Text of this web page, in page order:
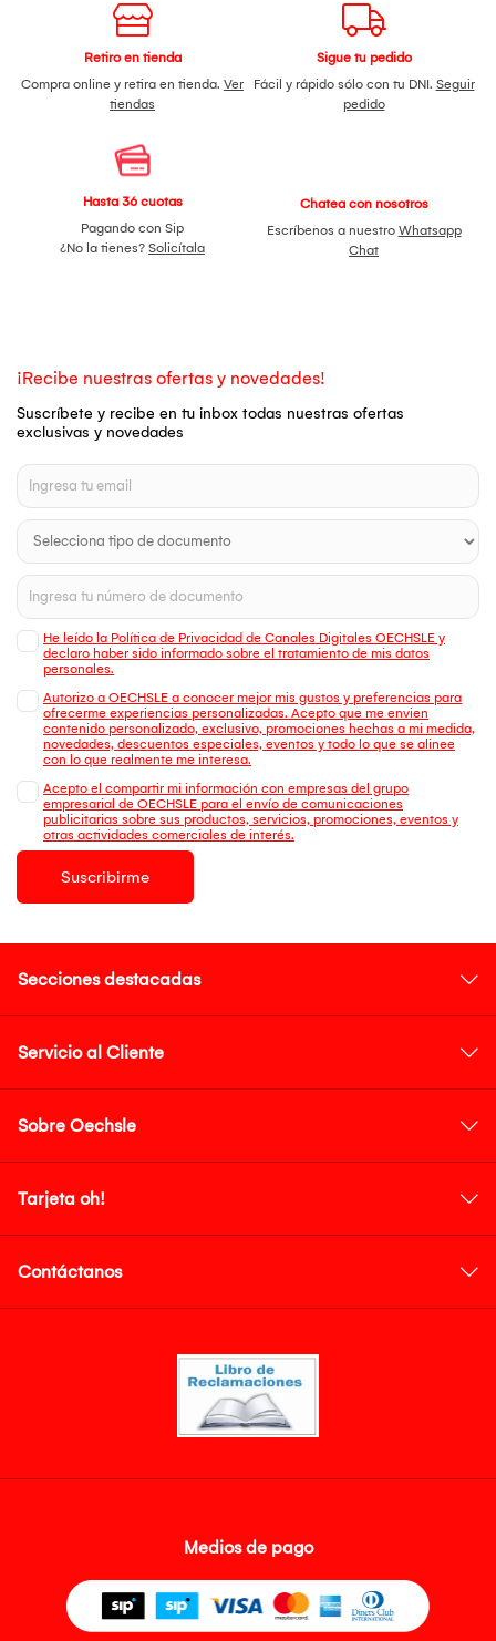
Retiro en tienda
Compra online y retira en tienda. Ver
tiendas
Sigue tu pedido
Fácil y rápido sólo con tu DNI. Seguir
pedido
Hasta 36 cuotas
Pagando con Sip
¿No la tienes? Solicítala
Chatea con nosotros
Escríbenos a nuestro Whatsapp
Chat
¡Recibe nuestras ofertas y novedades!
Suscríbete y recibe en tu inbox todas nuestras ofertas
exclusivas y novedades
He leído la Política de Privacidad de Canales Digitales OECHSLE y
declaro haber sido informado sobre el tratamiento de mis datos
personales.
Autorizo a OECHSLE a conocer mejor mis gustos y preferencias para
ofrecerme experiencias personalizadas. Acepto que me envien
contenido personalizado, exclusivo, promociones hechas a mi medida,
novedades, descuentos especiales, eventos y todo lo que se alinee
con lo que realmente me interesa.
Acepto el compartir mi información con empresas del grupo
empresarial de OECHSLE para el envío de comunicaciones
publicitarias sobre sus productos, servicios, promociones, eventos y
otras actividades comerciales de interés.
Suscribirme
Secciones destacadas
Servicio al Cliente
Sobre Oechsle
Tarjeta oh!
Contáctanos
Medios de pago